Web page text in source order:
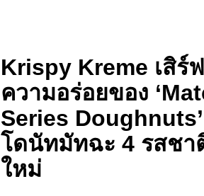
Krispy Kreme เสิร์ฟ
ความอร่อยของ
Series
โดนัทมัทฉะ 4 รสชา
ใหม่